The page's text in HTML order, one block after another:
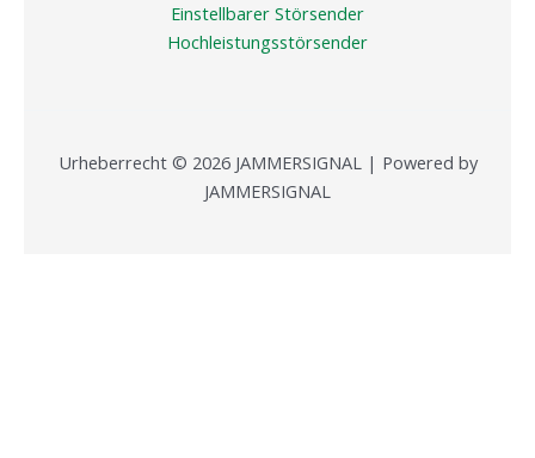
Einstellbarer Störsender
Hochleistungsstörsender
Urheberrecht © 2026 JAMMERSIGNAL | Powered by
JAMMERSIGNAL